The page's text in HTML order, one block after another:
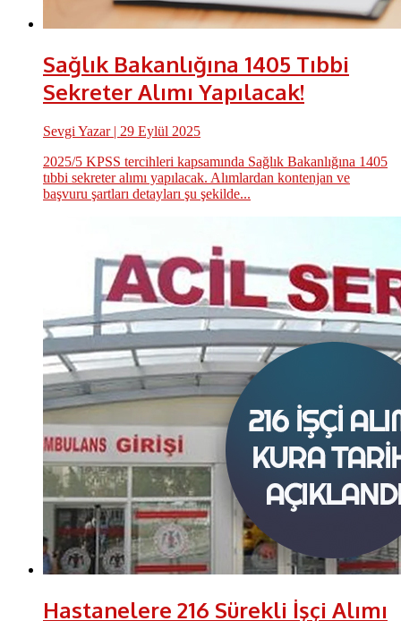
Sağlık Bakanlığına 1405 Tıbbi
Sekreter Alımı Yapılacak!
Sevgi Yazar| 29 Eylül 2025
2025/5 KPSS tercihleri kapsamında Sağlık Bakanlığına 1405
tıbbi sekreter alımı yapılacak. Alımlardan kontenjan ve
başvuru şartları detayları şu şekilde...
Hastanelere 216 Sürekli İşçi Alımı